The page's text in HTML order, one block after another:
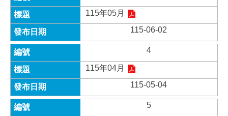
115年05月
115-06-02
4
115年04月
115-05-04
5